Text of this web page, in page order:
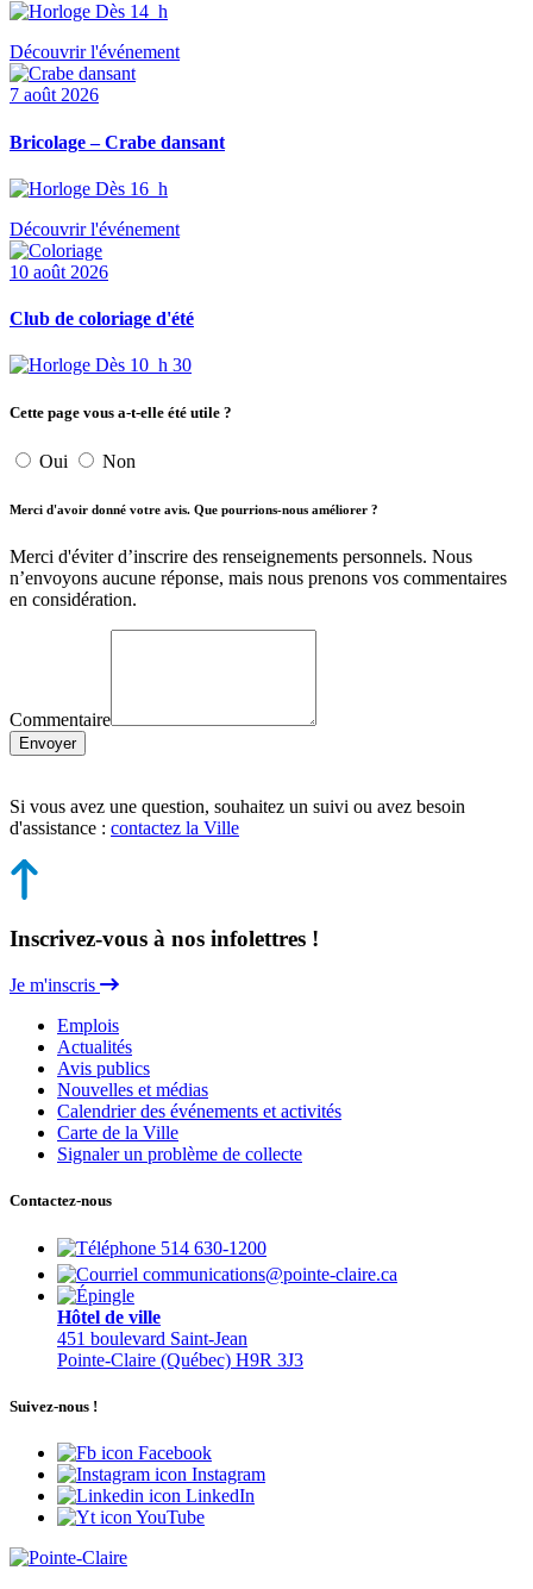
Dès 14 h
Découvrir l'événement
7 août 2026
Bricolage – Crabe dansant
Dès 16 h
Découvrir l'événement
10 août 2026
Club de coloriage d'été
Dès 10 h 30
Cette page vous a-t-elle été utile ?
Oui Non
Merci d'avoir donné votre avis. Que pourrions-nous améliorer ?
Merci d'éviter d’inscrire des renseignements personnels. Nous
n’envoyons aucune réponse, mais nous prenons vos commentaires
en considération.
Commentaire
Envoyer
Si vous avez une question, souhaitez un suivi ou avez besoin
d'assistance : contactez la Ville
Inscrivez-vous à nos infolettres !
Je m'inscris
Emplois
Actualités
Avis publics
Nouvelles et médias
Calendrier des événements et activités
Carte de la Ville
Signaler un problème de collecte
Contactez-nous
514 630-1200
communications@pointe-claire.ca
Hôtel de ville
451 boulevard Saint-Jean
Pointe-Claire (Québec) H9R 3J3
Suivez-nous !
Facebook
Instagram
LinkedIn
YouTube